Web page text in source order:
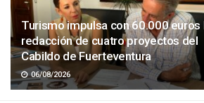
Turismo impulsa con 60.000 euros
redacción de cuatro proyectos del
Cabildo de Fuerteventura
06/08/2026